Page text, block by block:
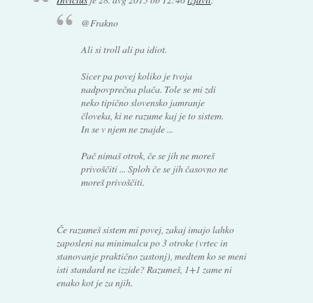
@Frakno
Ali si troll ali pa idiot.
Sicer pa povej koliko je tvoja
nadpovprečna plača. Tole se mi zdi
neko tipično slovensko jamranje
človeka, ki ne razume kaj je to sistem.
In se v njem ne znajde ...
Pač nimaš otrok, če se jih ne moreš
privoščiti ... Sploh če se jih časovno ne
moreš privoščiti.
Če razumeš sistem mi povej, zakaj imajo lahko
zaposleni na minimalcu po 3 otroke (vrtec in
stanovanje praktično zastonj), medtem ko se meni
isti standard ne izzide? Razumeš, 1+1 zame ni
enako kot je za njih.